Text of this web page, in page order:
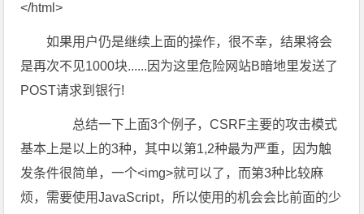
</html>
如果用户仍是继续上面的操作，很不幸，结果将会
是再次不见1000块......因为这里危险网站B暗地里发送了
POST请求到银行!
总结一下上面3个例子，CSRF主要的攻击模式
基本上是以上的3种，其中以第1,2种最为严重，因为触
发条件很简单，一个<img>就可以了，而第3种比较麻
烦，需要使用JavaScript，所以使用的机会会比前面的少